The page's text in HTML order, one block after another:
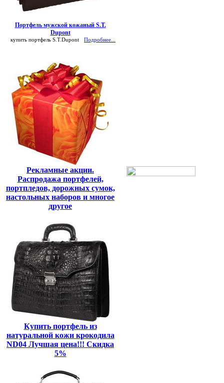
Портфель мужской кожаный S.T.
Dupont
купить портфель S.T.Dupont Подробнее...
Рекламные акции.
Распродажа портфелей,
портпледов, дорожных сумок,
настольных наборов и многое
другое
Купить портфель из
натуральной кожи крокодила
ND04 Лучшая цена!!! Скидка
5%